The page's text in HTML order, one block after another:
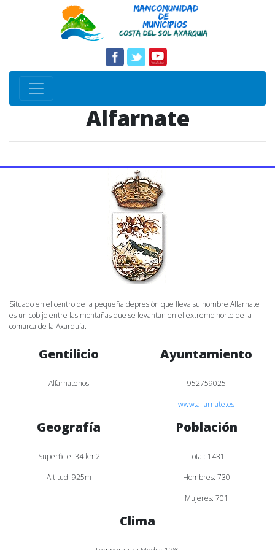
Alfarnate
Situado en el centro de la pequeña depresión que lleva su nombre Alfarnate
es un cobijo entre las montañas que se levantan en el extremo norte de la
comarca de la Axarquía.
Gentilicio
Alfarnateños
Ayuntamiento
952759025
www.alfarnate.es
Geografía
Superficie: 34 km2
Altitud: 925m
Población
Total: 1431
Hombres: 730
Mujeres: 701
Clima